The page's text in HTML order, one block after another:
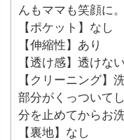
んもママも笑顔に。
【ポケット】なし
【伸縮性】あり
【透け感】透けない
【クリーニング】
部分がくっついて
分を止めてからお
【裏地】なし